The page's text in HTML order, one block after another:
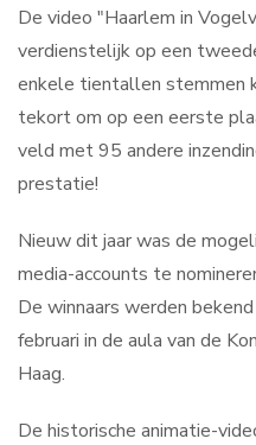
De video "Haarlem in
verdienstelijk op een
enkele tientallen stemmen
tekort om op een eerste
veld met 95 andere
prestatie!
Nieuw dit jaar was de
media-accounts te
De winnaars werden
februari in de aula van de
Haag.
De historische animatie-